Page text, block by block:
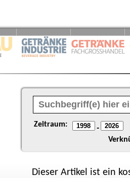
Zeitraum: -
Dieser Artikel ist ein